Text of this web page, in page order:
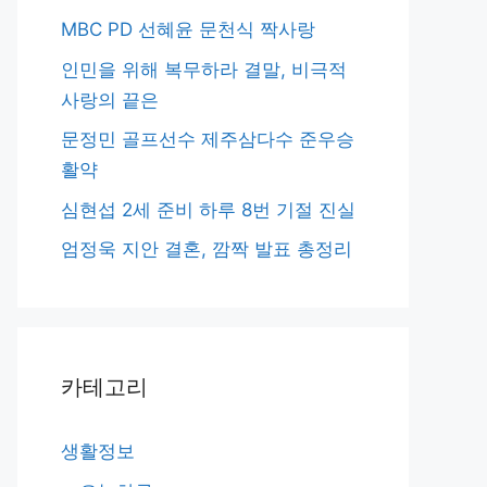
MBC PD 선혜윤 문천식 짝사랑
인민을 위해 복무하라 결말, 비극적
사랑의 끝은
문정민 골프선수 제주삼다수 준우승
활약
심현섭 2세 준비 하루 8번 기절 진실
엄정욱 지안 결혼, 깜짝 발표 총정리
카테고리
생활정보